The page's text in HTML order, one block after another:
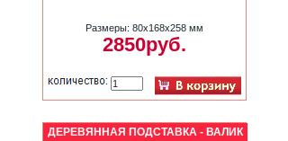
Размеры: 80х168х258 мм
2850руб.
ДЕРЕВЯННАЯ ПОДСТАВКА - ВАЛИК